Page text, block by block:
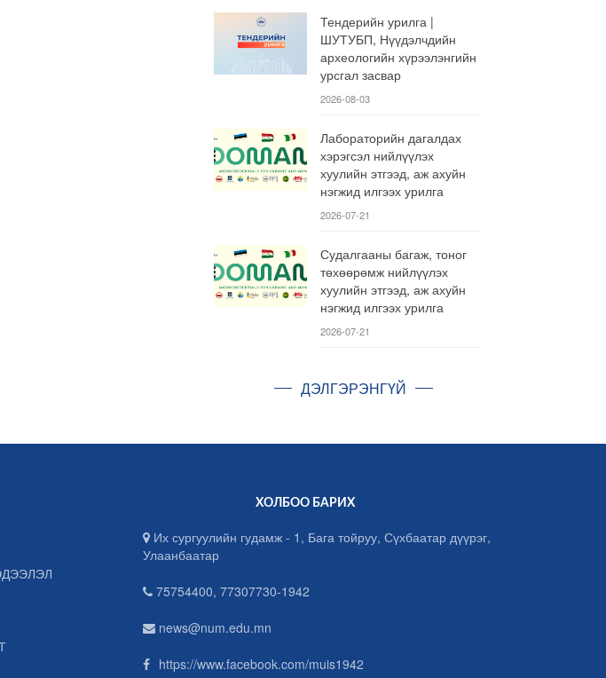
Тендерийн урилга |
ШУТУБП, Нүүдэлчдийн
археологийн хүрээлэнгийн
урсгал засвар
2026-08-03
Лабораторийн дагалдах
хэрэгсэл нийлүүлэх
хуулийн этгээд, аж ахуйн
нэгжид илгээх урилга
2026-07-21
Судалгааны багаж, тоног
төхөөрөмж нийлүүлэх
хуулийн этгээд, аж ахуйн
нэгжид илгээх урилга
2026-07-21
ДЭЛГЭРЭНГҮЙ
ХОЛБОО БАРИХ
Их сургуулийн гудамж - 1, Бага тойруу, Сүхбаатар дүүрэг,
Улаанбаатар
75754400, 77307730-1942
news@num.edu.mn
https://www.facebook.com/muis1942